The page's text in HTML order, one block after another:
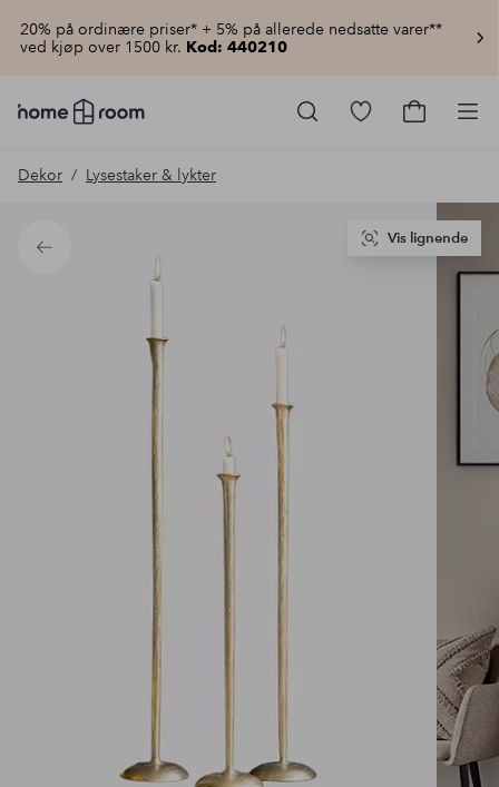
20% på ordinære priser* + 5% på allerede nedsatte varer**
ved kjøp over 1500 kr. Kod: 440210
Homeroom
–
hjemmet
pris
Gå
Gå
Dekor Lysestaker & lykter
Tilbake
Vis lignende